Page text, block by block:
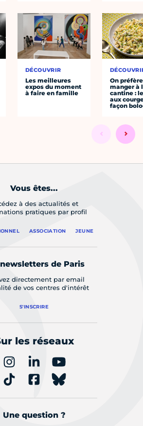
DÉCOUVRIR
Les meilleures
expos du moment
à faire en famille
On préfère
manger à
cantine :
aux
façon
Vous êtes...
à des actualités et
pratiques par profil
ASSOCIATION JEUNE
de Paris
directement par email
de vos centres d'intérêt
S'INSCRIRE
les réseaux
Une question ?